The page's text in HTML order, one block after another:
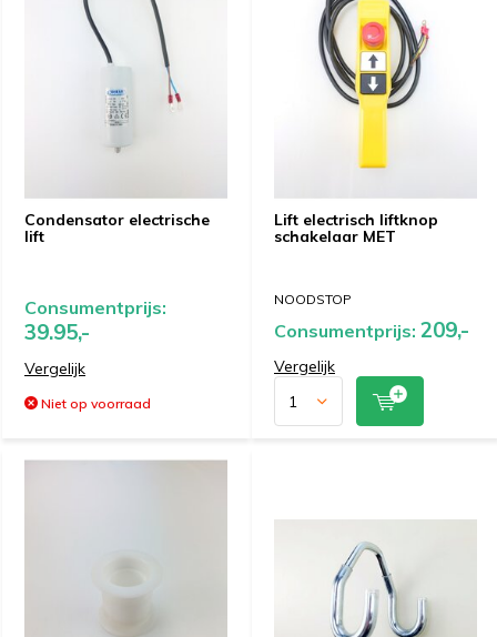
Condensator electrische
lift
Consumentprijs:
39.95,-
Vergelijk
Niet op voorraad
Lift electrisch liftknop
schakelaar MET
NOODSTOP
Consumentprijs: 209,-
Vergelijk